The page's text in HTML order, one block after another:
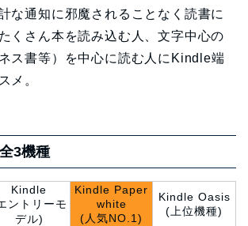
な通知に邪魔されることなく読書に
くさん本を読み込む人、文字中心の
ス書等）を中心に読む人にKindle端
メ。
3機種
Kindle
ントリーモ
デル)
Kindle Paper
white
(人気NO.1)
Kindle Oasis
(上位機種)